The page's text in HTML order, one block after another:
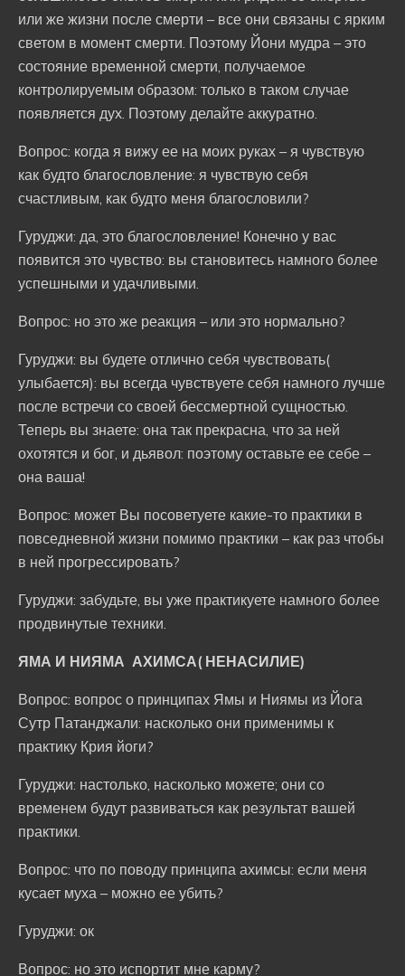
или же жизни после смерти – все они связаны с ярким
светом в момент смерти. Поэтому Йони мудра – это
состояние временной смерти, получаемое
контролируемым образом: только в таком случае
появляется дух. Поэтому делайте аккуратно.
Вопрос: когда я вижу ее на моих руках – я чувствую
как будто благословление: я чувствую себя
счастливым, как будто меня благословили?
Гуруджи: да, это благословление! Конечно у вас
появится это чувство: вы становитесь намного более
успешными и удачливыми.
Вопрос: но это же реакция – или это нормально?
Гуруджи: вы будете отлично себя чувствовать(
улыбается): вы всегда чувствуете себя намного лучше
после встречи со своей бессмертной сущностью.
Теперь вы знаете: она так прекрасна, что за ней
охотятся и бог, и дьявол: поэтому оставьте ее себе –
она ваша!
Вопрос: может Вы посоветуете какие-то практики в
повседневной жизни помимо практики – как раз чтобы
в ней прогрессировать?
Гуруджи: забудьте, вы уже практикуете намного более
продвинутые техники.
ЯМА И НИЯМА АХИМСА( НЕНАСИЛИЕ)
Вопрос: вопрос о принципах Ямы и Ниямы из Йога
Сутр Патанджали: насколько они применимы к
практику Крия йоги?
Гуруджи: настолько, насколько можете; они со
временем будут развиваться как результат вашей
практики.
Вопрос: что по поводу принципа ахимсы: если меня
кусает муха – можно ее убить?
Гуруджи: ок
Вопрос: но это испортит мне карму?